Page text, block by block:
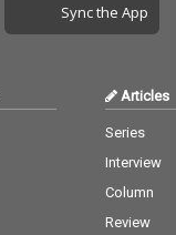
Sync the App
Articles
Series
Interview
Column
Review